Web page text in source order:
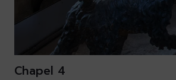
Chapel 4